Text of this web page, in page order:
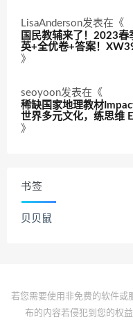
LisaAnderson发表在《
国民教辅来了！2023
英+全优卷+答案！
》
seoyoon发表在《
稀缺国家地理教材
世界多元文化，练思维
》
书签
贝贝鼠
若您需要使用非免费的软件或
布的内容若侵犯到您的权